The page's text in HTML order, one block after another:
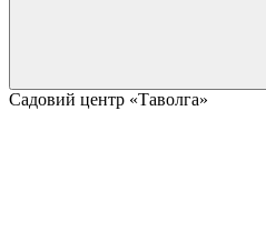
Садовий центр «Таволга»